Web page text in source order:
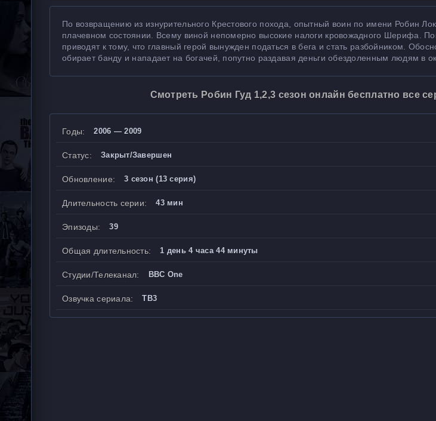
По возвращению из изнурительного Крестового похода, опытный воин по имени Робин
плачевном состоянии. Всему виной непомерно высокие налоги кровожадного Шерифа.
приводят к тому, что главный герой вынужден податься в бега и стать разбойником.
обирает банду и нападает на богачей, попутно раздавая деньги обездоленным людям в
Смотреть Робин Гуд 1,2,3 сезон онлайн бесплатно все
Годы: 2006 — 2009
Статус: Закрыт/Завершен
Обновление: 3 сезон (13 серия)
Длительность серии: 43 мин
Эпизоды: 39
Общая длительность: 1 день 4 часа 44 минуты
Студии/Телеканал: BBC One
Озвучка сериала: ТВ3